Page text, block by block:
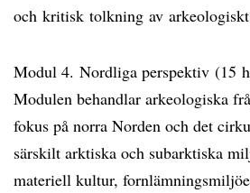
och kritisk tolkning av
Modul 4. Nordliga perspektiv (15
Modulen behandlar arkeologiska
fokus på norra Norden och det
särskilt arktiska och subarktiska
materiell kultur,